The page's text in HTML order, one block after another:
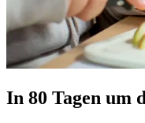
In 80 Tagen um